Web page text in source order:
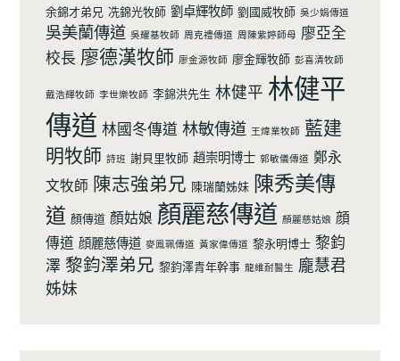
余錦才弟兄 冼錦光牧師 劉卓輝牧師 劉國威牧師 吳少娟傳道
吳美蘭傳道 吳耀基牧師 周克禮傳道 周陳紫婷師母 廖亞全
校長 廖德漢牧師 廖金源牧師 廖金輝牧師 彭喜清牧師
戴浩輝牧師 李世樂牧師 李錦洪先生 林健平 林健平
傳道 林國冬傳道 林敏傳道 王煒業牧師 藍建
明牧師 詩班 謝貝里牧師 趙崇明博士 郭敏儀傳道 鄭永
文牧師 陳志強弟兄 陳瑞蘭姊妹 陳秀美傳
道 顏傳道 顏姑娘 顏麗慈傳道 顏麗慈姑娘 顔
傳道 顔麗慈傳道 麥鳯珮傳道 黃家偉傳道 黎永明博士 黎鈞
澤 黎鈞澤弟兄 黎鈞澤青年幹事 龍維耐醫生 龐慧君
姊妹